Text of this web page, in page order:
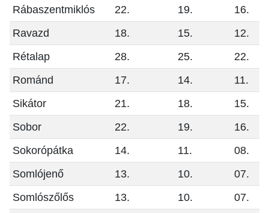
Rábaszentmiklós
22. 19.
16.
Ravazd
18. 15.
12.
Rétalap
28. 25.
22.
Románd
17. 14.
11.
Sikátor
21. 18.
15.
Sobor
22. 19.
16.
Sokorópátka
14. 11.
08.
Somlójenő
13. 10.
07.
Somlószőlős
13. 10.
07.